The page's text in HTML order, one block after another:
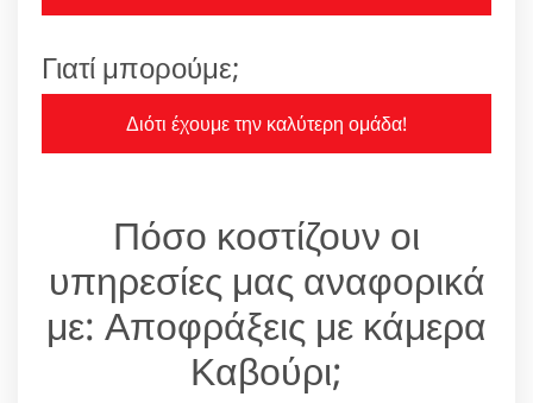
Γιατί μπορούμε;
Διότι έχουμε την καλύτερη ομάδα!
Πόσο κοστίζουν οι
υπηρεσίες μας αναφορικά
με: Αποφράξεις με κάμερα
Καβούρι;